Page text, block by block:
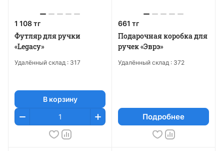
1 108 тг
Футляр для ручки
«Legacy»
Удалённый склад : 317
В корзину
661 тг
Подарочная коробка для
ручек «Эврэ»
Удалённый склад : 372
Подробнее